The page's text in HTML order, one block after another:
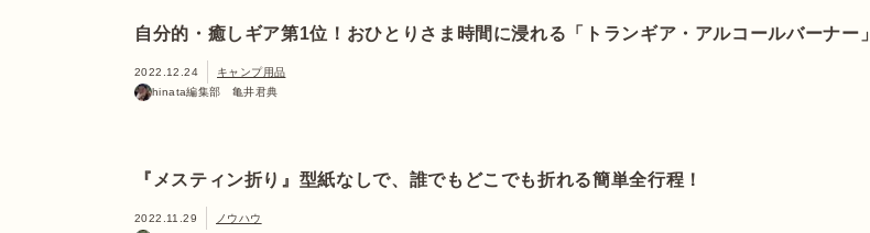
自分的・癒しギア第1位！おひとりさま時間に浸れる「トランギア・アルコールバーナー」
2022.12.24
キャンプ用品
hinata編集部 亀井君典
『メスティン折り』型紙なしで、誰でもどこでも折れる簡単全行程！
2022.11.29
ノウハウ